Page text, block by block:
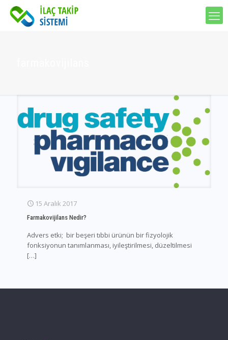
15 Aralık 2017
Farmakovijilans Nedir?
Advers etki; bir beşeri tıbbi ürünün bir fizyolojik
fonksiyonun tanımlanması, iyileştirilmesi, düzeltilmesi
[…]